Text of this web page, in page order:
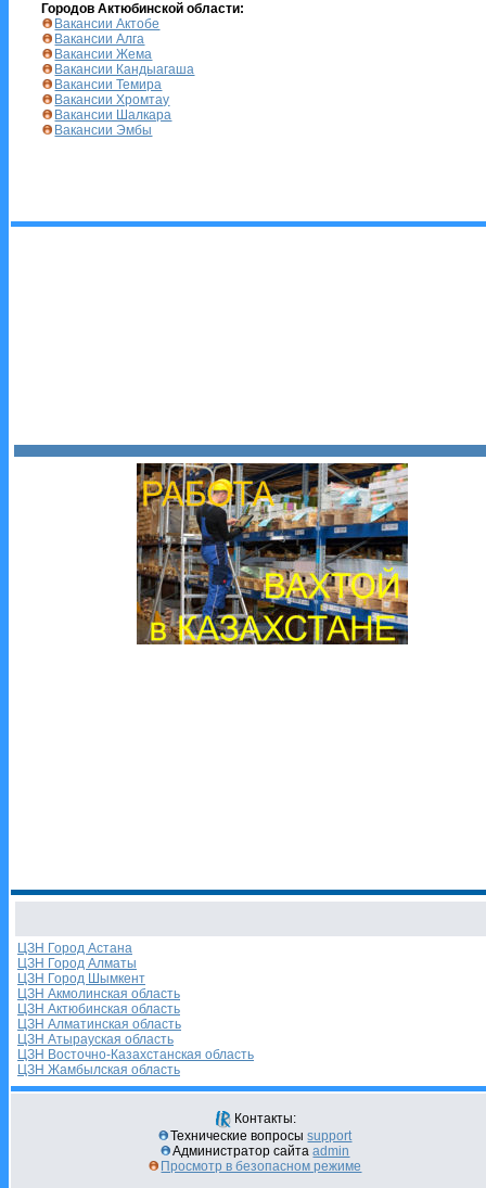
Городов Актюбинской области:
Вакансии Актобе
Вакансии Алга
Вакансии Жема
Вакансии Кандыагаша
Вакансии Темира
Вакансии Хромтау
Вакансии Шалкара
Вакансии Эмбы
ЦЗН Город Астана
ЦЗН Город Алматы
ЦЗН Город Шымкент
ЦЗН Акмолинская область
ЦЗН Актюбинская область
ЦЗН Алматинская область
ЦЗН Атырауская область
ЦЗН Восточно-Казахстанская область
ЦЗН Жамбылская область
Контакты:
Технические вопросыsupport
Администратор сайтаadmin
Просмотр в безопасном режиме